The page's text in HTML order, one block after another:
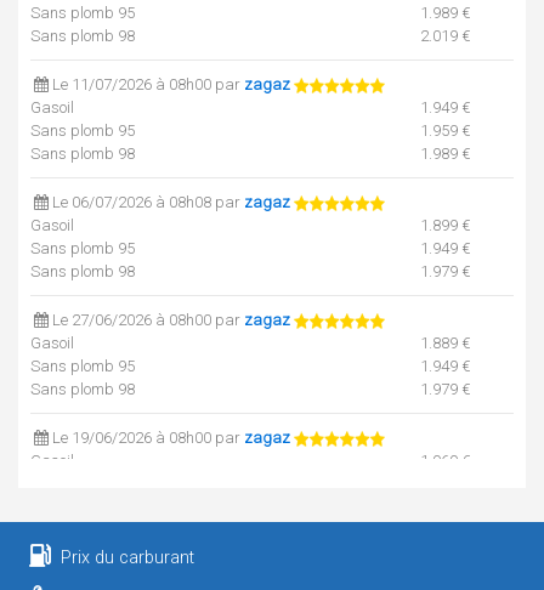
Sans plomb 95
1.989 €
Sans plomb 98
2.019 €
Le 11/07/2026 à 08h00 par zagaz
Gasoil
1.949 €
Sans plomb 95
1.959 €
Sans plomb 98
1.989 €
Le 06/07/2026 à 08h08 par zagaz
Gasoil
1.899 €
Sans plomb 95
1.949 €
Sans plomb 98
1.979 €
Le 27/06/2026 à 08h00 par zagaz
Gasoil
1.889 €
Sans plomb 95
1.949 €
Sans plomb 98
1.979 €
Le 19/06/2026 à 08h00 par zagaz
Gasoil
1.969 €
Le 04/06/2026 à 08h09 par
Prix du carburant